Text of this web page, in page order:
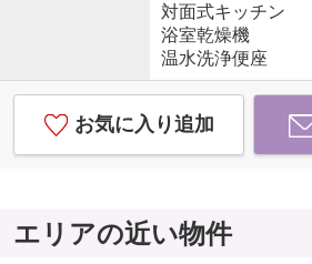
対面式キッチン
浴室乾燥機
温水洗浄便座
お気に入り追加
エリアの近い物件